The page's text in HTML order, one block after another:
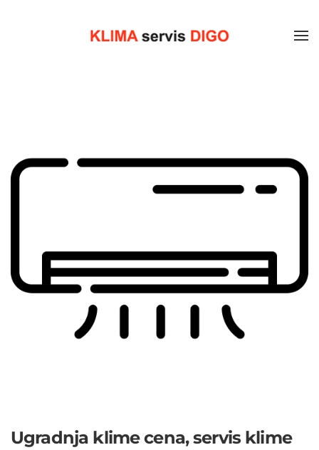
Skip to main content
Ugradnja klime cena, servis klime